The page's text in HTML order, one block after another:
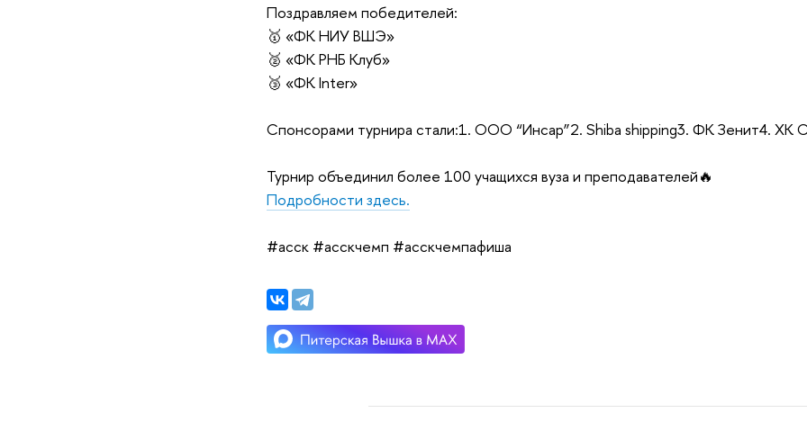
Поздравляем победителей:
🥇 «ФК НИУ ВШЭ»
🥈 «ФК РНБ Клуб»
🥉 «ФК Inter»
Спонсорами турнира стали:1. ООО “Инсар”2. Shiba shipping3. ФК Зенит4. ХК
Турнир объединил более 100 учащихся вуза и преподавателей🔥
Подробности здесь.
#асск #асскчемп #асскчемпафиша